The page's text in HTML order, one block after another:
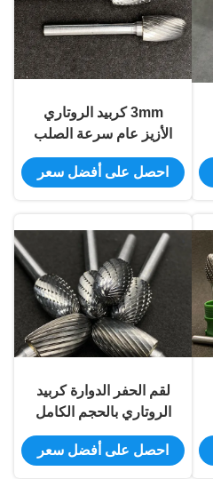
3mm كربيد الروتاري
الأزيز عام سرعة الصلب
التنغستن الروتاري أداة
طحن بت
احصل على أفضل سعر
لقم الحفر الدوارة كربيد
الروتاري بالحجم الكامل
المعتمدة من ISO9001
احصل على أفضل سعر